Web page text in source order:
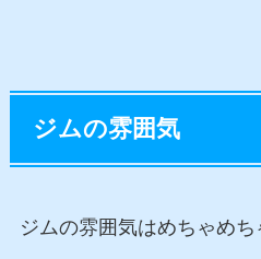
ジムの雰囲気
ジムの雰囲気はめちゃめち